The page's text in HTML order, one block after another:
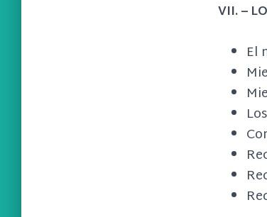
VII. –
El